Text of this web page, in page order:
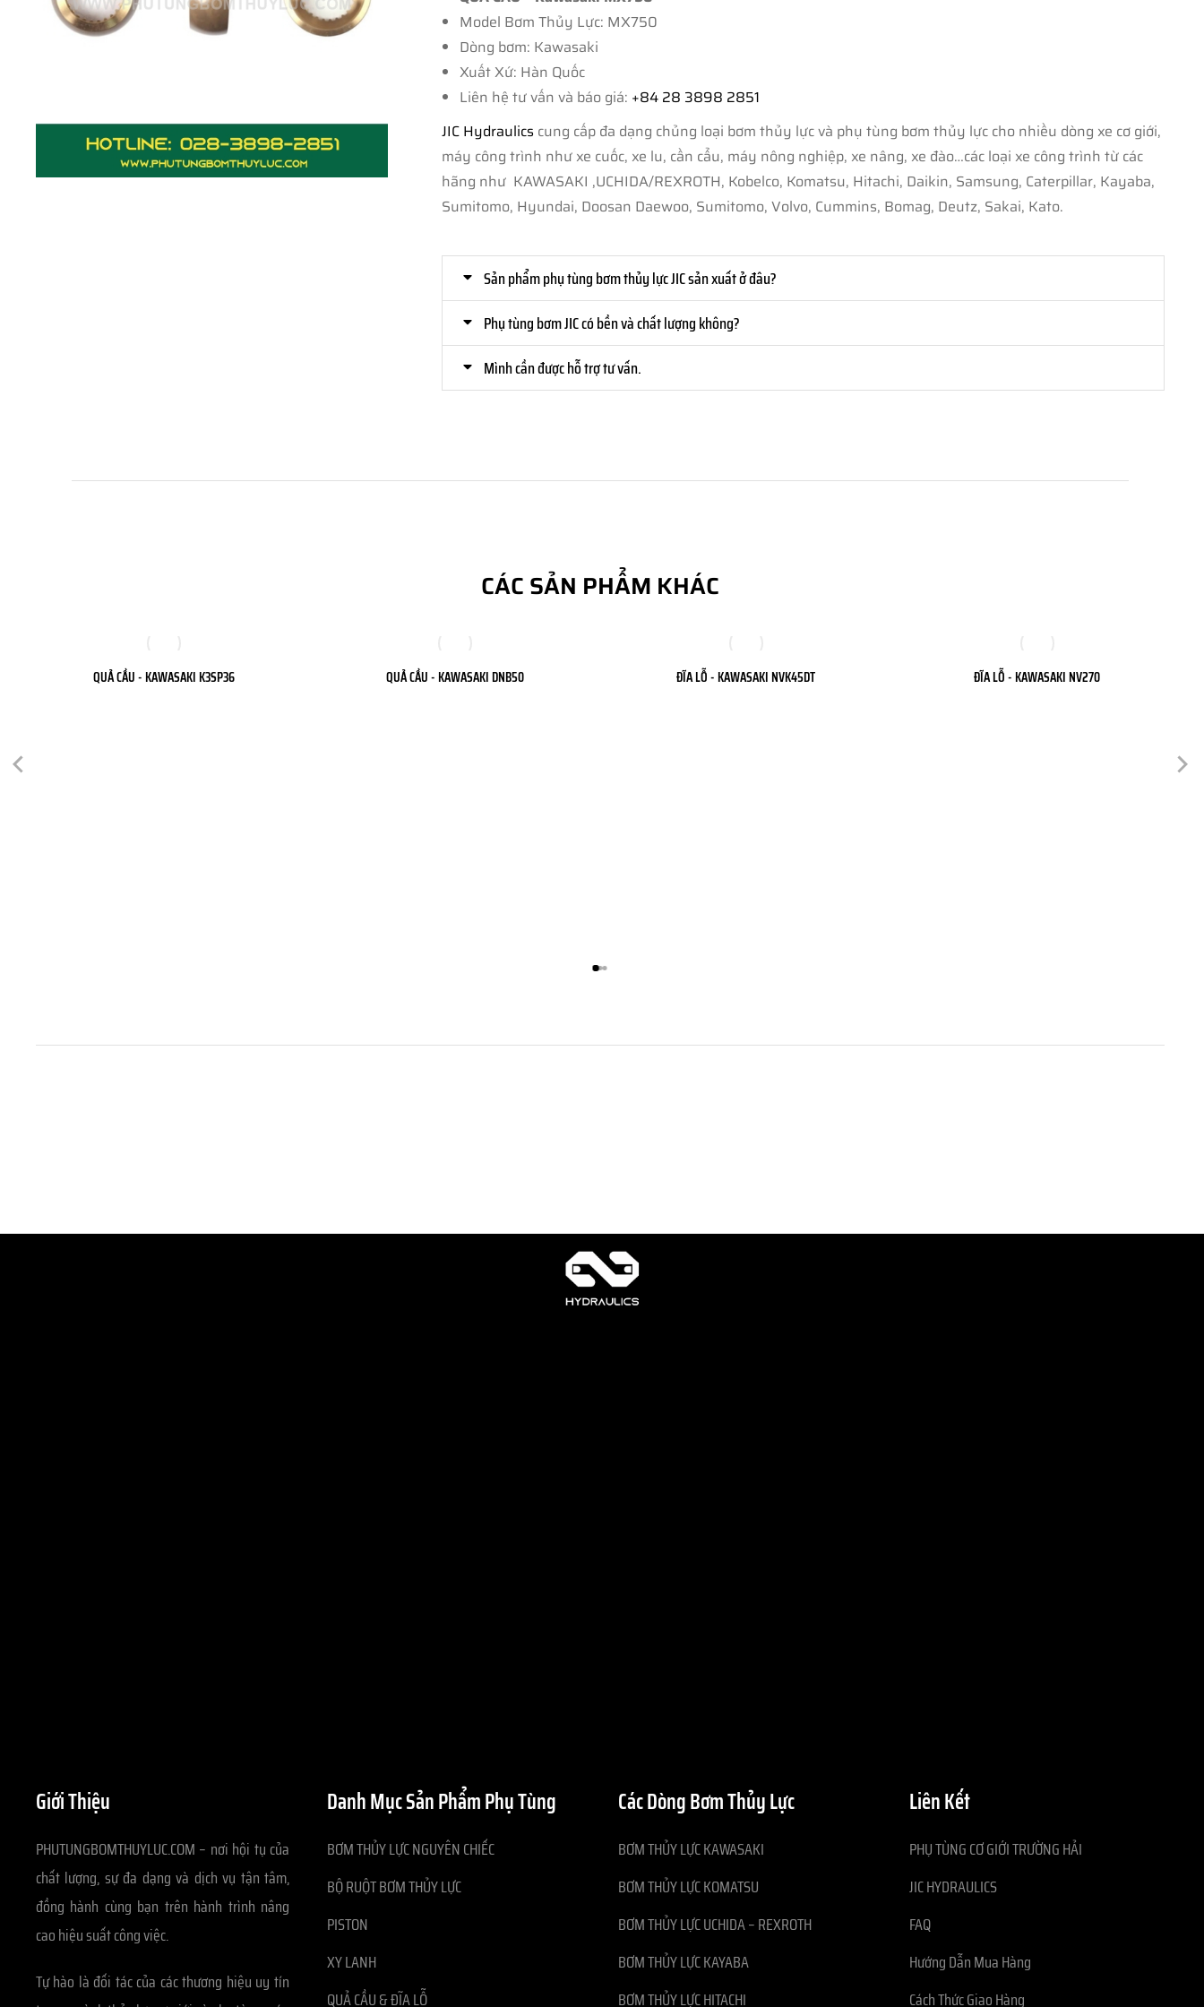
Model Bơm Thủy Lực: MX750
Dòng bơm: Kawasaki
Xuất Xứ: Hàn Quốc
Liên hệ tư vấn và báo giá: +84 28 3898 2851
JIC Hydraulics cung cấp đa dạng chủng loại bơm thủy lực và phụ tùng bơm thủy lực cho nhiều dòng xe cơ giới,
máy công trình như xe cuốc, xe lu, cần cẩu, máy nông nghiệp, xe nâng, xe đào…các loại xe công trình từ các
hãng như KAWASAKI ,UCHIDA/REXROTH, Kobelco, Komatsu, Hitachi, Daikin, Samsung, Caterpillar, Kayaba,
Sumitomo, Hyundai, Doosan Daewoo, Sumitomo, Volvo, Cummins, Bomag, Deutz, Sakai, Kato.
Sản phẩm phụ tùng bơm thủy lực JIC sản xuất ở đâu?
Phụ tùng bơm JIC có bền và chất lượng không?
Mình cần được hỗ trợ tư vấn.
CÁC SẢN PHẨM KHÁC
QUẢ CẦU - KAWASAKI K3SP36 QUẢ CẦU - KAWASAKI DNB50 ĐĨA LỖ - KAWASAKI NVK45DT ĐĨA LỖ - KAWASAKI NV270
Giới Thiệu
PHUTUNGBOMTHUYLUC.COM – nơi hội tụ của
chất lượng, sự đa dạng và dịch vụ tận tâm,
đồng hành cùng bạn trên hành trình nâng
cao hiệu suất công việc.
Tự hào là đối tác của các thương hiệu uy tín
Danh Mục Sản Phẩm Phụ Tùng
BƠM THỦY LỰC NGUYÊN CHIẾC
BỘ RUỘT BƠM THỦY LỰC
PISTON
XY LANH
QUẢ CẦU & ĐĨA LỖ
Các Dòng Bơm Thủy Lực
BƠM THỦY LỰC KAWASAKI
BƠM THỦY LỰC KOMATSU
BƠM THỦY LỰC UCHIDA – REXROTH
BƠM THỦY LỰC KAYABA
BƠM THỦY LỰC HITACHI
Liên Kết
PHỤ TÙNG CƠ GIỚI TRƯỜNG HẢI
JIC HYDRAULICS
FAQ
Hướng Dẫn Mua Hàng
Cách Thức Giao Hàng